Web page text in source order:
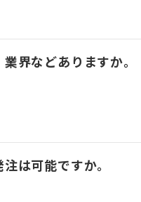
界などありますか。
は可能ですか。